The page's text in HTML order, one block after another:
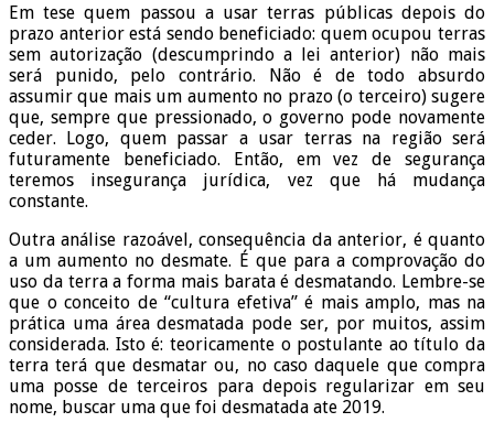
Em tese quem passou a usar terras públicas depois do
prazo anterior está sendo beneficiado: quem ocupou terras
sem autorização (descumprindo a lei anterior) não mais
será punido, pelo contrário. Não é de todo absurdo
assumir que mais um aumento no prazo (o terceiro) sugere
que, sempre que pressionado, o governo pode novamente
ceder. Logo, quem passar a usar terras na região será
futuramente beneficiado. Então, em vez de segurança
teremos insegurança jurídica, vez que há mudança
constante.
Outra análise razoável, consequência da anterior, é quanto
a um aumento no desmate. É que para a comprovação do
uso da terra a forma mais barata é desmatando. Lembre-se
que o conceito de “cultura efetiva” é mais amplo, mas na
prática uma área desmatada pode ser, por muitos, assim
considerada. Isto é: teoricamente o postulante ao título da
terra terá que desmatar ou, no caso daquele que compra
uma posse de terceiros para depois regularizar em seu
nome, buscar uma que foi desmatada ate 2019.